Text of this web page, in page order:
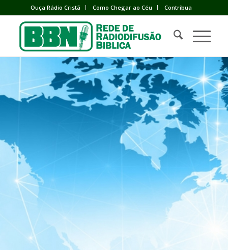
Ouça Rádio Cristã Como Chegar ao Céu Contribua